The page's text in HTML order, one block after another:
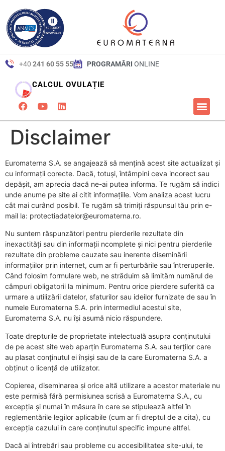
conținut
+40 241 60 55 55 PROGRAMĂRI ONLINE
CALCUL OVULAȚIE
Disclaimer
Euromaterna S.A. se angajează să mențină acest site actualizat și
cu informații corecte. Dacă, totuși, întâmpini ceva incorect sau
depășit, am aprecia dacă ne-ai putea informa. Te rugăm să indici
unde anume pe site ai citit informațiile. Vom analiza acest lucru
cât mai curând posibil. Te rugăm să trimiți răspunsul tău prin e-
mail la: protectiadatelor@euromaterna.ro.
Nu suntem răspunzători pentru pierderile rezultate din
inexactități sau din informații ncomplete și nici pentru pierderile
rezultate din probleme cauzate sau inerente diseminării
informațiilor prin internet, cum ar fi perturbările sau întreruperile.
Când folosim formulare web, ne străduim să limităm numărul de
câmpuri obligatorii la minimum. Pentru orice pierdere suferită ca
urmare a utilizării datelor, sfaturilor sau ideilor furnizate de sau în
numele Euromaterna S.A. prin intermediul acestui site,
Euromaterna S.A. nu își asumă nicio răspundere.
Toate drepturile de proprietate intelectuală asupra conținutului
de pe acest site web aparțin Euromaterna S.A. sau terților care
au plasat conținutul ei înșiși sau de la care Euromaterna S.A. a
obținut o licență de utilizator.
Copierea, diseminarea și orice altă utilizare a acestor materiale nu
este permisă fără permisiunea scrisă a Euromaterna S.A., cu
excepția și numai în măsura în care se stipulează altfel în
reglementările legilor aplicabile (cum ar fi dreptul de a cita), cu
excepția cazului în care conținutul specific impune altfel.
Dacă ai întrebări sau probleme cu accesibilitatea site-ului, te